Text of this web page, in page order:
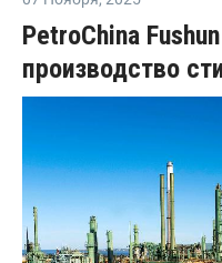
PetroChina
производство